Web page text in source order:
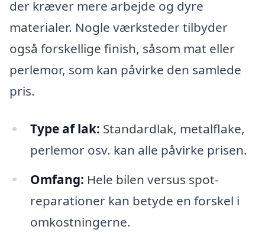
der kræver mere arbejde og dyre
materialer. Nogle værksteder tilbyder
også forskellige finish, såsom mat eller
perlemor, som kan påvirke den samlede
pris.
Type af lak: Standardlak, metalflake,
perlemor osv. kan alle påvirke prisen.
Omfang: Hele bilen versus spot-
reparationer kan betyde en forskel i
omkostningerne.